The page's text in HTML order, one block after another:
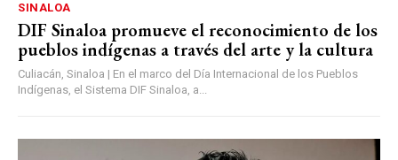
SINALOA
DIF Sinaloa promueve el reconocimiento de los
pueblos indígenas a través del arte y la cultura
Culiacán, Sinaloa | En el marco del Día Internacional de los Pueblos
Indígenas, el Sistema DIF Sinaloa, a...